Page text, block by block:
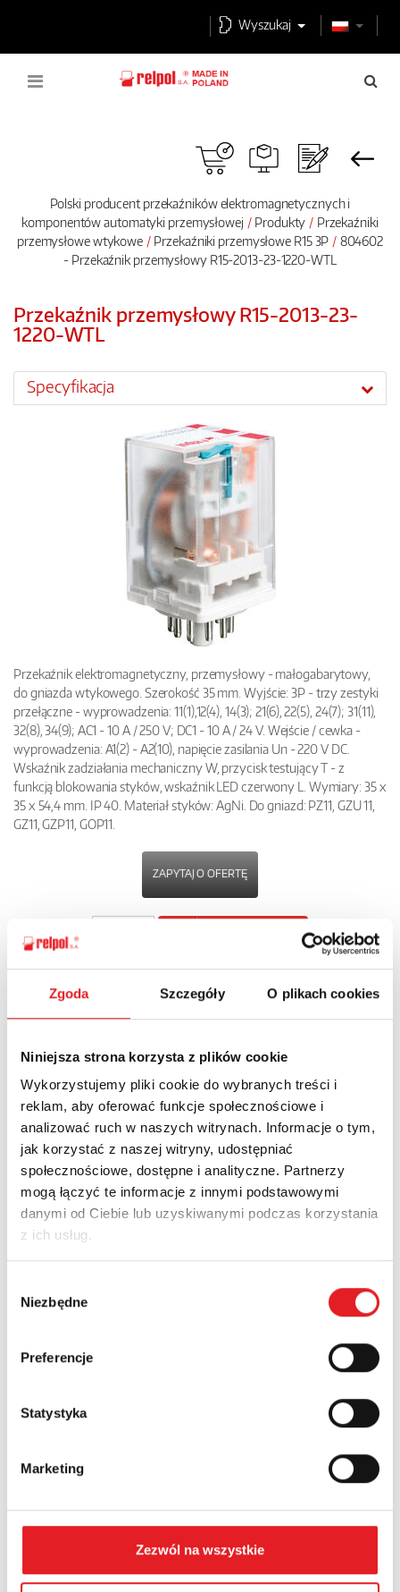
Zgoda Szczegóły O plikach cookies
Niniejsza strona korzysta z plików cookie
Wykorzystujemy pliki cookie do wybranych treści i
reklam, aby oferować funkcje społecznościowe i
analizować ruch w naszych witrynach. Informacje o tym,
jak korzystać z naszej witryny, udostępniać
społecznościowe, dostępne i analityczne. Partnerzy
mogą łączyć te informacje z innymi podstawowymi
danymi od Ciebie lub uzyskiwanymi podczas korzystania
z ich usług.
zgody
Niezbędne
Preferencje
Statystyka
Marketing
Zezwól na wszystkie
Wyszukaj
Polski producent przekaźników elektromagnetycznych i
komponentów automatyki przemysłowej
Produkty
Przekaźniki
przemysłowe wtykowe
Przekaźniki przemysłowe R15 3P
804602
- Przekaźnik przemysłowy R15-2013-23-1220-WTL
Przekaźnik przemysłowy R15-2013-23-
1220-WTL
Specyfikacja
Przekaźnik elektromagnetyczny, przemysłowy - małogabarytowy,
do gniazda wtykowego. Szerokość 35 mm. Wyjście: 3P - trzy zestyki
przełączne - wyprowadzenia: 11(1),12(4), 14(3); 21(6), 22(5), 24(7); 31(11),
32(8), 34(9); AC1 - 10 A / 250 V; DC1 - 10 A / 24 V. Wejście / cewka -
wyprowadzenia: A1(2) - A2(10), napięcie zasilania Un - 220 V DC.
Wskaźnik zadziałania mechaniczny W, przycisk testujący T - z
funkcją blokowania styków, wskaźnik LED czerwony L. Wymiary: 35 x
35 x 54,4 mm. IP 40. Materiał styków: AgNi. Do gniazd: PZ11, GZU 11,
GZ11, GZP11, GOP11.
ZAPYTAJ O OFERTĘ
POWRÓT
Zapytaj o szczegóły oferty
Imię i nazwisko: *
Adres e-mail: *
Numer telefonu: